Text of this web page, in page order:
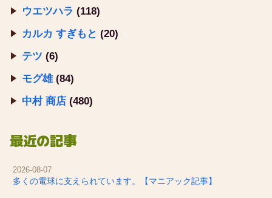
ウエツハラ (118)
カルカ すぎもと (20)
テツ (6)
モグ雄(84)
中村 商店 (480)
最近の記事
2026-08-07
多くの電球に支えられています。【マニアック記事】